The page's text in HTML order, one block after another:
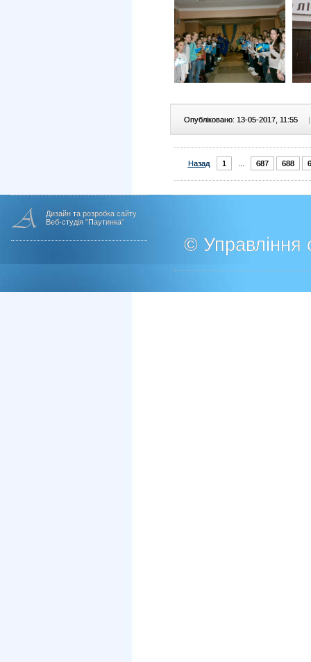
Опубліковано: 13-05-2017, 11:55 |
Назад 1 687 688
Дизайн та розробка сайту
Веб-студія "Паутинка"
© Управління